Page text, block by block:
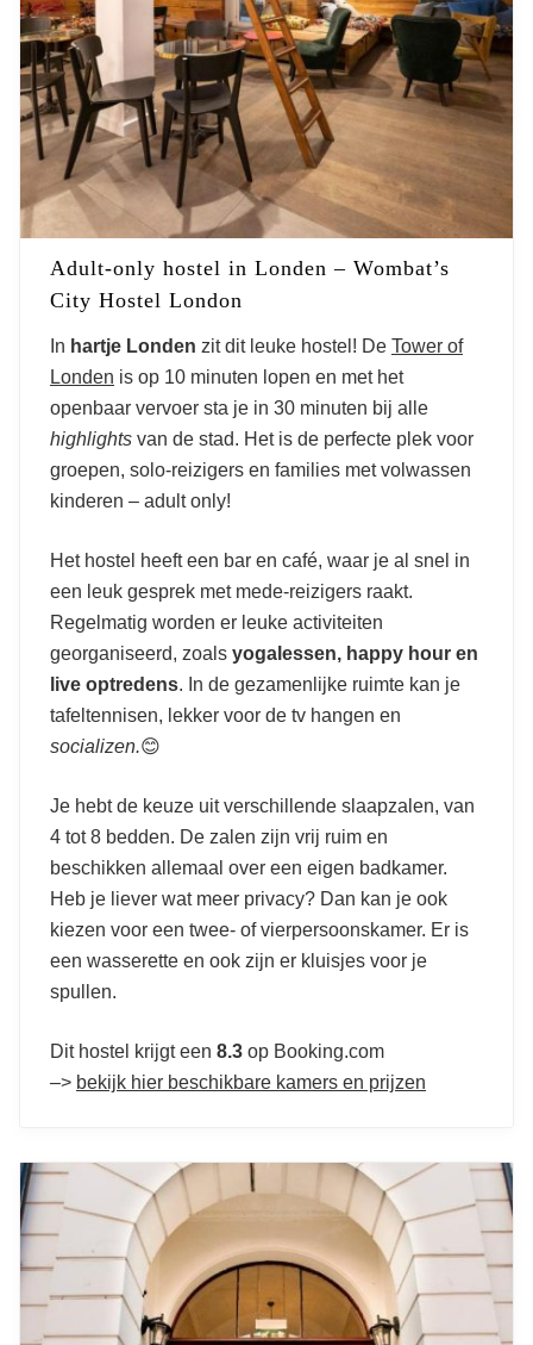
Adult-only hostel in Londen – Wombat’s
City Hostel London
In hartje Londen zit dit leuke hostel! De Tower of
Londen is op 10 minuten lopen en met het
openbaar vervoer sta je in 30 minuten bij alle
highlights van de stad. Het is de perfecte plek voor
groepen, solo-reizigers en families met volwassen
kinderen – adult only!
Het hostel heeft een bar en café, waar je al snel in
een leuk gesprek met mede-reizigers raakt.
Regelmatig worden er leuke activiteiten
georganiseerd, zoals yogalessen, happy hour en
live optredens. In de gezamenlijke ruimte kan je
tafeltennisen, lekker voor de tv hangen en
socializen.😊
Je hebt de keuze uit verschillende slaapzalen, van
4 tot 8 bedden. De zalen zijn vrij ruim en
beschikken allemaal over een eigen badkamer.
Heb je liever wat meer privacy? Dan kan je ook
kiezen voor een twee- of vierpersoonskamer. Er is
een wasserette en ook zijn er kluisjes voor je
spullen.
Dit hostel krijgt een 8.3 op Booking.com
–> bekijk hier beschikbare kamers en prijzen